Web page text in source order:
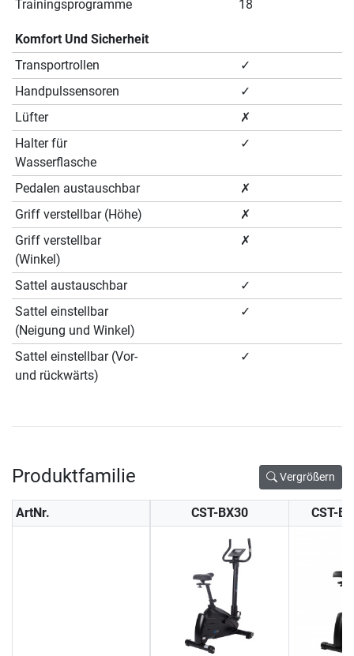
Trainingsprogramme 18
Komfort Und Sicherheit
Transportrollen
✓
Handpulssensoren
✓
Lüfter
✗
Halter für
Wasserflasche
✓
Pedalen austauschbar
✗
Griff verstellbar (Höhe)
✗
Griff verstellbar
(Winkel)
✗
Sattel austauschbar
✓
Sattel einstellbar
(Neigung und Winkel)
✓
Sattel einstellbar (Vor-
und rückwärts)
✓
Produktfamilie Vergrößern
ArtNr. CST-BX30 CST-